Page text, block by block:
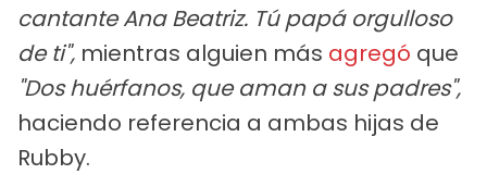
cantante Ana Beatriz. Tú papá orgulloso
de ti", mientras alguien más agregó que
"Dos huérfanos, que aman a sus padres",
haciendo referencia a ambas hijas de
Rubby.